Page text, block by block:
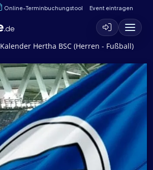
Online-Terminbuchungstool Event eintragen
Kalender Hertha BSC (Herren - Fußball)